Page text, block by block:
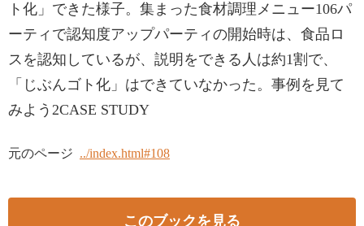
ト化」できた様子。集まった食材調理メニュー106パ
ーティで認知度アップパーティの開始時は、食品ロ
スを認知しているが、説明をできる人は約1割で、
「じぶんゴト化」はできていなかった。事例を見て
みよう2CASE STUDY
元のページ ../index.html#108
このブックを見る